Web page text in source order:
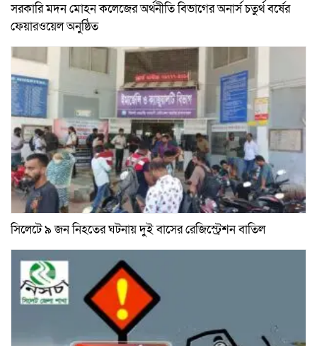
সরকারি মদন মোহন কলেজের অর্থনীতি বিভাগের অনার্স চতুর্থ বর্ষের
ফেয়ারওয়েল অনুষ্ঠিত
সিলেটে ৯ জন নিহতের ঘটনায় দুই বাসের রেজিস্ট্রেশন বাতিল